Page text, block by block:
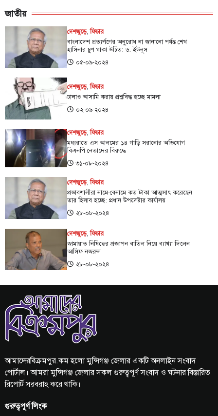
জাতীয়
দেশজুড়ে,ফিচার
বাংলাদেশ প্রত্যর্পণের অনুরোধ না জানানো পর্যন্ত শেখ
হাসিনার চুপ থাকা উচিত: ড. ইউনূস
০৫-০৯-২০২৪
দেশজুড়ে,ফিচার
ঢালাও আসামি করায় প্রশ্নবিদ্ধ হচ্ছে মামলা
০২-০৯-২০২৪
দেশজুড়ে,ফিচার
মধ্যরাতে এস আলমের ১৪ গাড়ি সরানোর অভিযোগ
বিএনপি নেতাদের বিরুদ্ধে
৩১-০৮-২০২৪
দেশজুড়ে,ফিচার
প্রভাবশালীরা নামে-বেনামে কত টাকা আত্মসাৎ করেছেন
তার হিসাব হচ্ছে: প্রধান উপদেষ্টার কার্যালয়
২৮-০৮-২০২৪
দেশজুড়ে,ফিচার
জামায়াত নিষিদ্ধের প্রজ্ঞাপন বাতিল নিয়ে ব্যাখ্যা দিলেন
আসিফ নজরুল
২৮-০৮-২০২৪
আমাদেরবিক্রমপুর.কম হলো মুন্সিগঞ্জ জেলার একটি অনলাইন সংবাদ
পোর্টাল। আমরা মুন্সিগঞ্জ জেলার সকল গুরুত্বপূর্ণ সংবাদ ও ঘটনার বিস্তারিত
রিপোর্ট সরবরাহ করে থাকি।
গুরুত্বপূর্ণ লিংক